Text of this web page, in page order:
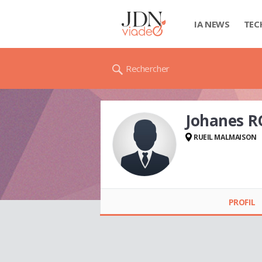
IA NEWS
Rechercher
Johanes
RUEIL MALMAISON
PROFIL